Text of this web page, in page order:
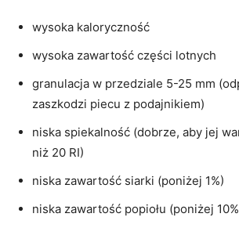
wysoka kaloryczność
wysoka zawartość części lotnych
granulacja w przedziale 5-25 mm
zaszkodzi piecu z podajnikiem)
niska spiekalność (dobrze, aby jej
niż 20 RI)
niska zawartość siarki (poniżej 1%)
niska zawartość popiołu (poniżej